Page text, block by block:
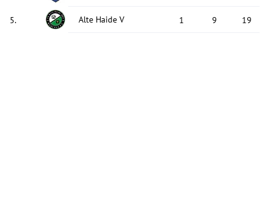
5. Alte Haide V 1 9 19